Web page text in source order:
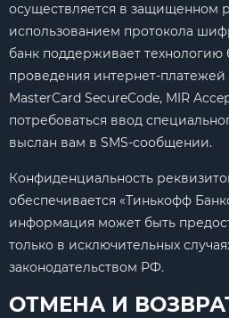
осуществляется в защищенном
использованием протокола
банк поддерживает технологию
проведения интернет-платежей
MasterCard SecureCode, MIR
потребоваться ввод
выслан вам в SMS-сообщении.
Конфиденциальность
обеспечивается «Тинькофф
информация может быть
только в исключительных
законодательством РФ.
ОТМЕНА И